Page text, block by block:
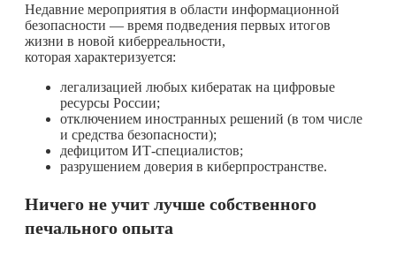
Недавние мероприятия в области информационной
безопасности — время подведения первых итогов
жизни в новой киберреальности,
которая характеризуется:
легализацией любых кибератак на цифровые
ресурсы России;
отключением иностранных решений (в том числе
и средства безопасности);
дефицитом ИТ-специалистов;
разрушением доверия в киберпространстве.
Ничего не учит лучше собственного
печального опыта